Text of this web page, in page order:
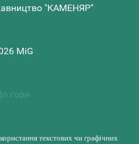
"КАМЕНЯР"
MiG
гори
текстових чи графічних